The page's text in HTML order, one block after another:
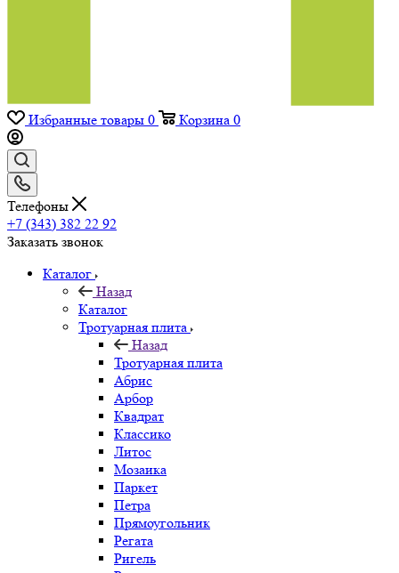
Избранные товары 0 Корзина 0
Телефоны
+7 (343) 382 22 92
Заказать звонок
Каталог
Назад
Каталог
Тротуарная плита
Назад
Тротуарная плита
Абрис
Арбор
Квадрат
Классико
Литос
Мозаика
Паркет
Петра
Прямоугольник
Регата
Ригель